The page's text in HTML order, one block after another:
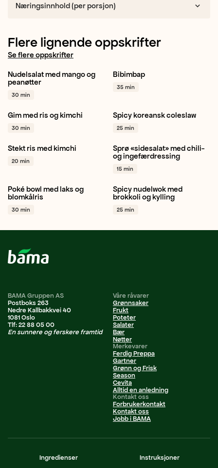
Ingredienser Instruksjoner
Næringsinnhold (per porsjon)
Flere lignende oppskrifter
Se flere oppskrifter
Gulrot
Paprika rød
Nudelsalat med mango og
peanøtter
30 min
Vårløk
Gulrot
Bibimbap
35 min
Ingefær Kinakål
Chili
+ 1
Gim med ris og kimchi
30 min
Hodekål Gulrot
Vårløk
+ 1
Spicy koreansk coleslaw
25 min
Sjampinjong
Gulrot
Mais
Stekt ris med kimchi
20 min
Hjertesalat Gulrot
Eple
Sprø «sidesalat» med chili-
og ingefærdressing
15 min
Blomkål Mango
Gulrot
Poké bowl med laks og
blomkålris
30 min
Asiatisk Wok
Brokkoli
Spicy nudelwok med
brokkoli og kylling
25 min
BAMA Gruppen AS
Postboks 263
Nedre Kallbakkvei 40
1081 Oslo
Tlf: 22 88 05 00
En sunnere og ferskere framtid
Våre råvarer
Grønnsaker
Frukt
Poteter
Salater
Bær
Nøtter
Merkevarer
Ferdig Preppa
Gartner
Grønn og Frisk
Season
Cevita
Alltid en anledning
Kontakt oss
Forbrukerkontakt
Kontakt oss
Jobb i BAMA
Personvernerklæring